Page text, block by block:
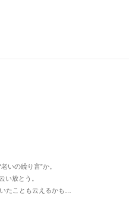
いの繰り言”か。
い放とう。
たことも云えるかも…